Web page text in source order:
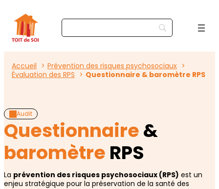
Accueil
Prévention des risques psychosociaux
Évaluation des RPS
Questionnaire & baromètre RPS
Audit
Questionnaire&
baromètre RPS
La prévention des risques psychosociaux (RPS) est un
enjeu stratégique pour la préservation de la santé des